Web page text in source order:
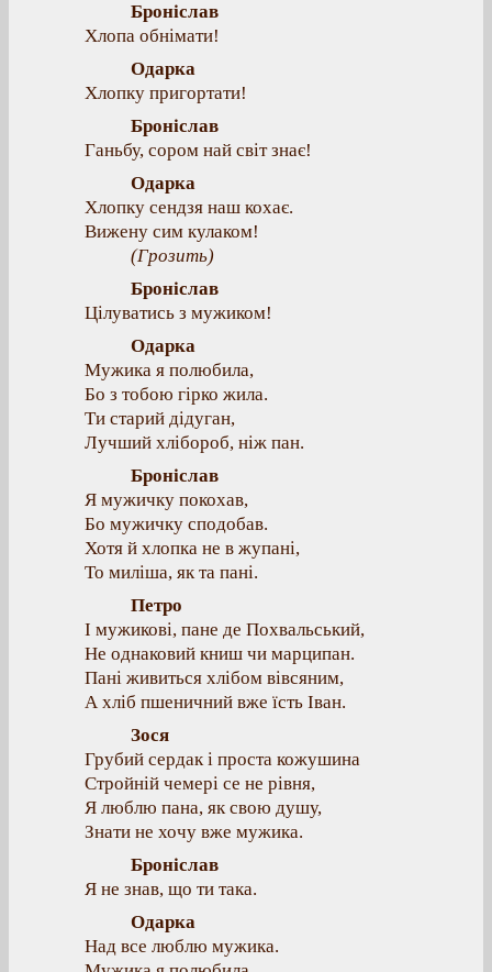
Броніслав
Хлопа обнімати!
Одарка
Хлопку пригортати!
Броніслав
Ганьбу, сором най світ знає!
Одарка
Хлопку сендзя наш кохає.
Вижену сим кулаком!
(Грозить)
Броніслав
Цілуватись з мужиком!
Одарка
Мужика я полюбила,
Бо з тобою гірко жила.
Ти старий дідуган,
Лучший хлібороб, ніж пан.
Броніслав
Я мужичку покохав,
Бо мужичку сподобав.
Хотя й хлопка не в жупані,
То миліша, як та пані.
Петро
І мужикові, пане де Похвальський,
Не однаковий книш чи марципан.
Пані живиться хлібом вівсяним,
А хліб пшеничний вже їсть Іван.
Зося
Грубий сердак і проста кожушина
Стройній чемері се не рівня,
Я люблю пана, як свою душу,
Знати не хочу вже мужика.
Броніслав
Я не знав, що ти така.
Одарка
Над все люблю мужика.